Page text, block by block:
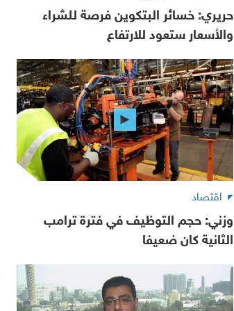
حريري: خسائر البتكوين فرصة للشراء
والأسعار ستعود للارتفاع
اقتصاد
وزني: حجم التوظيف في فترة ترامب
الثانية كان ضعيفا